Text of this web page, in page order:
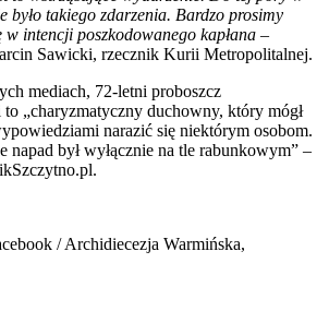
było takiego zdarzenia. Bardzo prosimy
intencji poszkodowanego kapłana –
Sawicki, rzecznik Kurii Metropolitalnej.
mediach, 72-letni proboszcz
„charyzmatyczny duchowny, który mógł
narazić się niektórym osobom.
napad był wyłącznie na tle rabunkowym” –
/ Archidiecezja Warmińska,